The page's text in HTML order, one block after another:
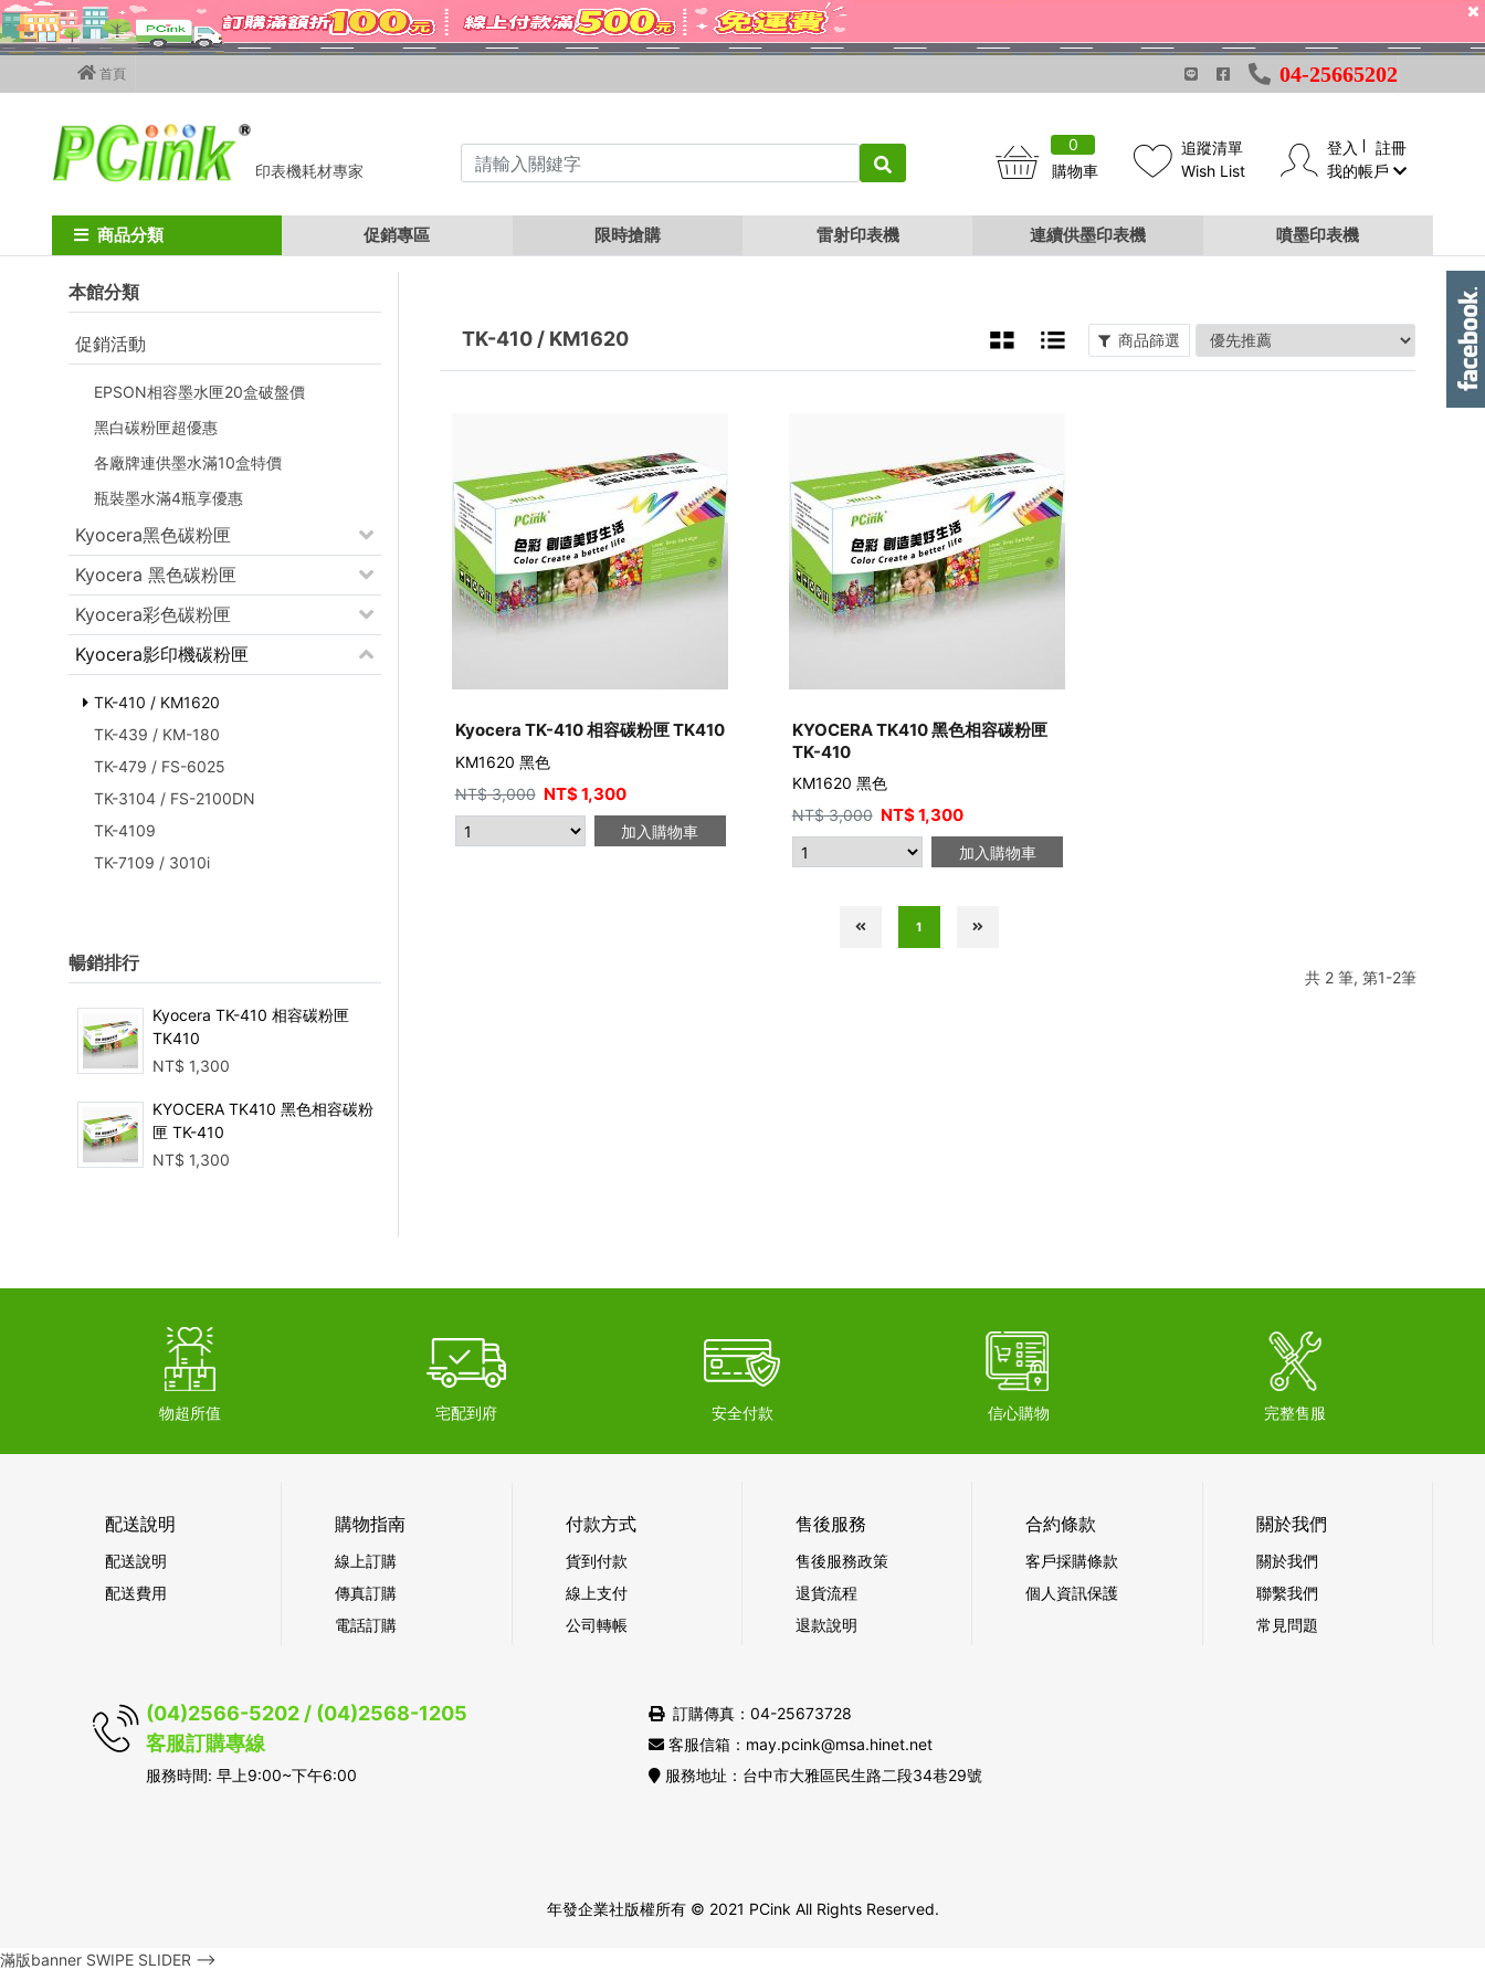
首頁 04-25665202
印表機耗材專家
0
購物車
追蹤清單
Wish List
登入
註冊
我的帳戶
商品分類 促銷專區 限時搶購 雷射印表機 連續供墨印表機 噴墨印表機
Home kyocera碳粉匣 TK-410 / KM1620
本館分類
促銷活動
EPSON相容墨水匣20盒破盤價
黑白碳粉匣超優惠
各廠牌連供墨水滿10盒特價
瓶裝墨水滿4瓶享優惠
Kyocera黑色碳粉匣
Kyocera 黑色碳粉匣
Kyocera彩色碳粉匣
Kyocera影印機碳粉匣
TK-410 / KM1620
TK-439 / KM-180
TK-479 / FS-6025
TK-3104 / FS-2100DN
TK-4109
TK-7109 / 3010i
暢銷排行
Kyocera TK-410 相容碳粉匣
TK410
NT$ 1,300
KYOCERA TK410 黑色相容碳粉
匣 TK-410
NT$ 1,300
商品篩選
TK-410 / KM1620
Kyocera TK-410 相容碳粉匣 TK410
KM1620 黑色
NT$3,000 NT$1,300
加入購物車
KYOCERA TK410 黑色相容碳粉匣
TK-410
KM1620 黑色
NT$3,000 NT$1,300
加入購物車
1
共 2 筆, 第1-2筆
物超所值 宅配到府 安全付款 信心購物 完整售服
配送說明
配送說明
配送費用
購物指南
線上訂購
傳真訂購
電話訂購
付款方式
貨到付款
線上支付
公司轉帳
售後服務
售後服務政策
退貨流程
退款說明
合約條款
客戶採購條款
個人資訊保護
關於我們
關於我們
聯繫我們
常見問題
(04)2566-5202 / (04)2568-1205
客服訂購專線
服務時間: 早上9:00~下午6:00
訂購傳真：04-25673728
客服信箱：may.pcink@msa.hinet.net
服務地址：台中市大雅區民生路二段34巷29號
年發企業社版權所有 © 2021 PCink All Rights Reserved.
滿版banner SWIPE SLIDER -->